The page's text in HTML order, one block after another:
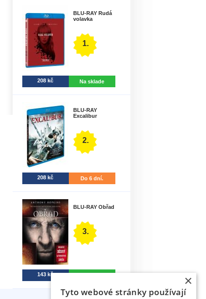
BLU-RAY Rudá
volavka
1.
208 kč Na sklade
BLU-RAY
Excalibur
2.
208 kč Do 6 dní.
BLU-RAY Obřad
3.
143 kč ×
Tyto webové stránky používají